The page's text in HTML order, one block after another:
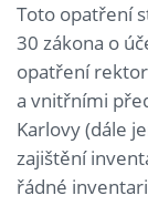
Toto opatření
30 zákona o
opatření
a vnitřními
Karlovy (dále
zajištění
řádné